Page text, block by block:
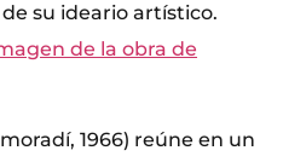
su ideario artístico.
de la obra de
1966) reúne en un